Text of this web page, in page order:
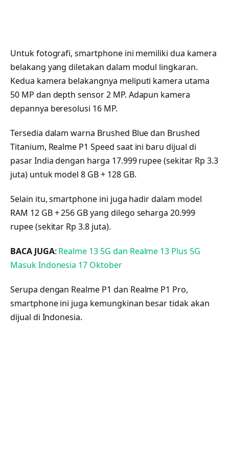
Untuk fotografi, smartphone ini memiliki dua kamera
belakang yang diletakan dalam modul lingkaran.
Kedua kamera belakangnya meliputi kamera utama
50 MP dan depth sensor 2 MP. Adapun kamera
depannya beresolusi 16 MP.
Tersedia dalam warna Brushed Blue dan Brushed
Titanium, Realme P1 Speed saat ini baru dijual di
pasar India dengan harga 17.999 rupee (sekitar Rp 3.3
juta) untuk model 8 GB + 128 GB.
Selain itu, smartphone ini juga hadir dalam model
RAM 12 GB + 256 GB yang dilego seharga 20.999
rupee (sekitar Rp 3.8 juta).
BACA JUGA: Realme 13 5G dan Realme 13 Plus 5G
Masuk Indonesia 17 Oktober
Serupa dengan Realme P1 dan Realme P1 Pro,
smartphone ini juga kemungkinan besar tidak akan
dijual di Indonesia.